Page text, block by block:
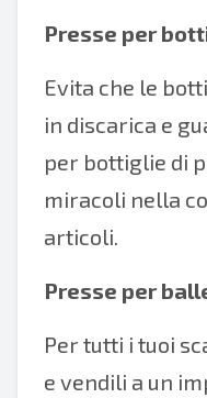
Presse per
Evita che le
in discarica e
per bottiglie di
miracoli nella
articoli.
Presse per
Per tutti i tuoi
e vendili a un